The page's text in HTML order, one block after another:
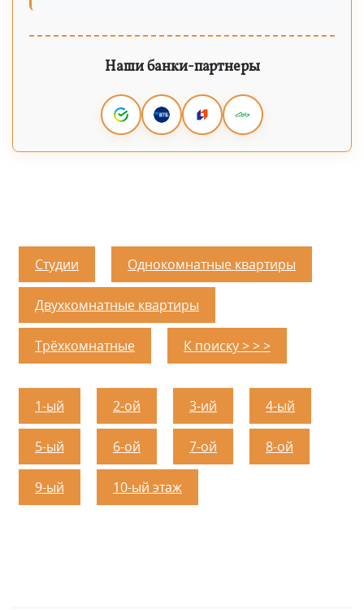
Наши банки-партнеры
Студии Однокомнатные квартиры
Двухкомнатные квартиры
Трёхкомнатные К поиску > > >
1-ый 2-ой 3-ий 4-ый
5-ый 6-ой 7-ой 8-ой
9-ый 10-ый этаж